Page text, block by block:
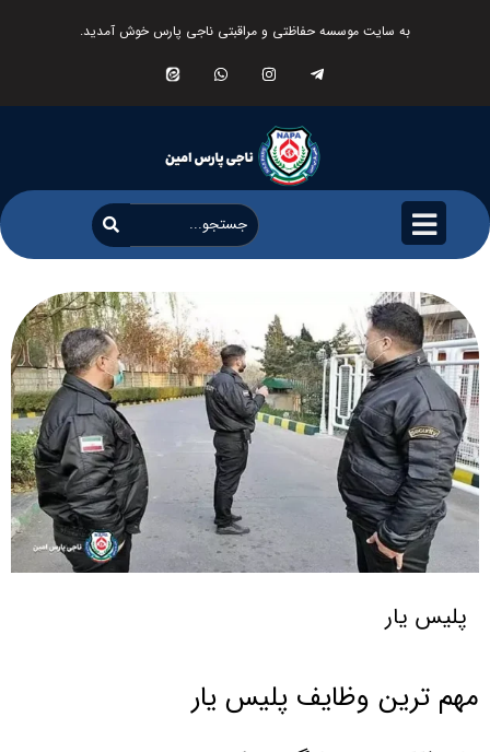
به سایت موسسه حفاظتی و مراقبتی ناجی پارس خوش آمدید.
پلیس یار
مهم ترین وظایف پلیس یار